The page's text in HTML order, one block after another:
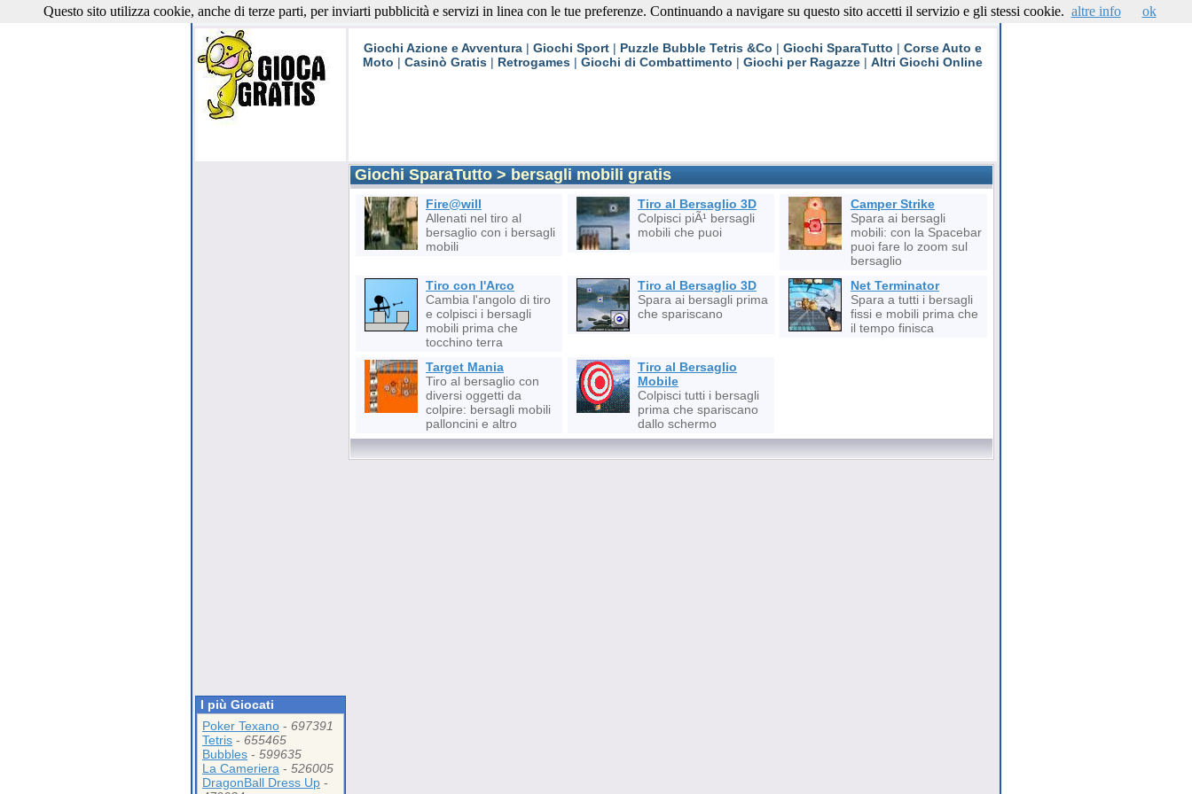
Giochi Gratis Contattaci
Giochi Azione e Avventura | Giochi Sport | Puzzle Bubble Tetris &Co | Giochi SparaTutto | Corse Auto e
Moto | Casinò Gratis | Retrogames | Giochi di Combattimento | Giochi per Ragazze | Altri Giochi Online
I più Giocati
Poker Texano - 697391
Tetris - 655465
Bubbles - 599635
La Cameriera - 526005
DragonBall Dress Up -
Giochi SparaTutto > bersagli mobili gratis
Fire@will
Allenati nel tiro al
bersaglio con i bersagli
mobili
Tiro al Bersaglio 3D
Colpisci piÃ¹ bersagli
mobili che puoi
Camper Strike
Spara ai bersagli
mobili: con la Spacebar
puoi fare lo zoom sul
bersaglio
Tiro con l'Arco
Cambia l'angolo di tiro
e colpisci i bersagli
mobili prima che
tocchino terra
Tiro al Bersaglio 3D
Spara ai bersagli prima
che spariscano
Net Terminator
Spara a tutti i bersagli
fissi e mobili prima che
il tempo finisca
Target Mania
Tiro al bersaglio con
diversi oggetti da
colpire: bersagli mobili
palloncini e altro
Tiro al Bersaglio
Mobile
Colpisci tutti i bersagli
prima che spariscano
dallo schermo
Questo sito utilizza cookie, anche di terze parti, per inviarti pubblicità e servizi in linea con le tue preferenze. Continuando a navigare su questo sito accetti il servizio e gli stessi cookie. altre info ok